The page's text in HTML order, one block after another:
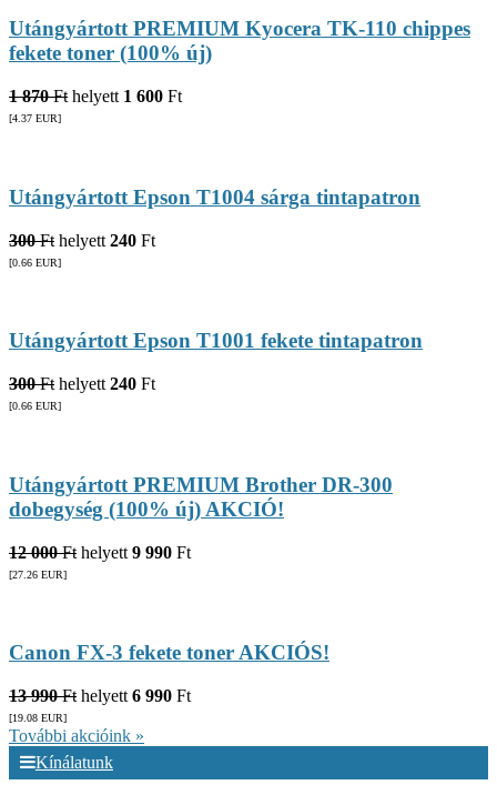
Utángyártott PREMIUM Kyocera TK-110 chippes
fekete toner (100% új)
1 870 Ft helyett 1 600 Ft
[4.37 EUR]
Utángyártott Epson T1004 sárga tintapatron
300 Ft helyett 240 Ft
[0.66 EUR]
Utángyártott Epson T1001 fekete tintapatron
300 Ft helyett 240 Ft
[0.66 EUR]
Utángyártott PREMIUM Brother DR-300
dobegység (100% új) AKCIÓ!
12 000 Ft helyett 9 990 Ft
[27.26 EUR]
Canon FX-3 fekete toner AKCIÓS!
13 990 Ft helyett 6 990 Ft
[19.08 EUR]
További akcióink »
Kínálatunk